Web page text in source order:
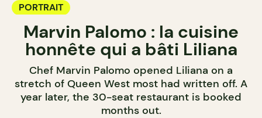
PORTRAIT
Marvin Palomo : la cuisine
honnête qui a bâti Liliana
Chef Marvin Palomo opened Liliana on a
stretch of Queen West most had written off. A
year later, the 30-seat restaurant is booked
months out.